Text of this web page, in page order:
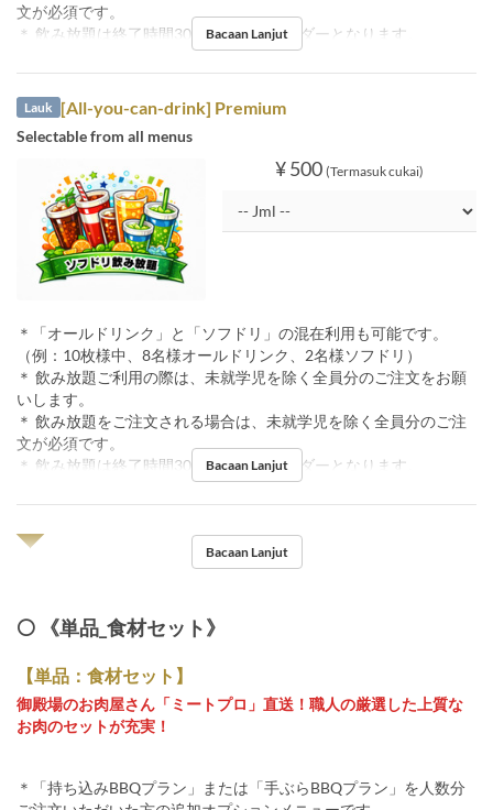
文が必須です。
＊ 飲み放題は終了時間30分前ラストオーダーとなります。
Bacaan Lanjut
Lauk [All-you-can-drink] Premium
Selectable from all menus
¥ 500 (Termasuk cukai)
＊「オールドリンク」と「ソフドリ」の混在利用も可能です。
（例：10枚様中、8名様オールドリンク、2名様ソフドリ）
＊ 飲み放題ご利用の際は、未就学児を除く全員分のご注文をお願
いします。
＊ 飲み放題をご注文される場合は、未就学児を除く全員分のご注
文が必須です。
＊ 飲み放題は終了時間30分前ラストオーダーとなります。
Bacaan Lanjut
◥◤
Bacaan Lanjut
⚪️ 《単品_食材セット》
【単品：食材セット】
御殿場のお肉屋さん「ミートプロ」直送！職人の厳選した上質な
お肉のセットが充実！
＊「持ち込みBBQプラン」または「手ぶらBBQプラン」を人数分